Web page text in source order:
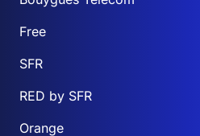
Free
SFR
RED by SFR
Orange